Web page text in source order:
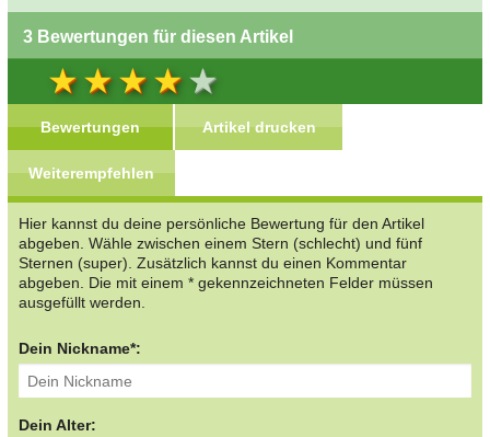
3 Bewertungen für diesen Artikel
Bewertungen Artikel drucken
Weiterempfehlen
Hier kannst du deine persönliche Bewertung für den Artikel
abgeben. Wähle zwischen einem Stern (schlecht) und fünf
Sternen (super). Zusätzlich kannst du einen Kommentar
abgeben. Die mit einem * gekennzeichneten Felder müssen
ausgefüllt werden.
Dein Nickname*:
Dein Alter: